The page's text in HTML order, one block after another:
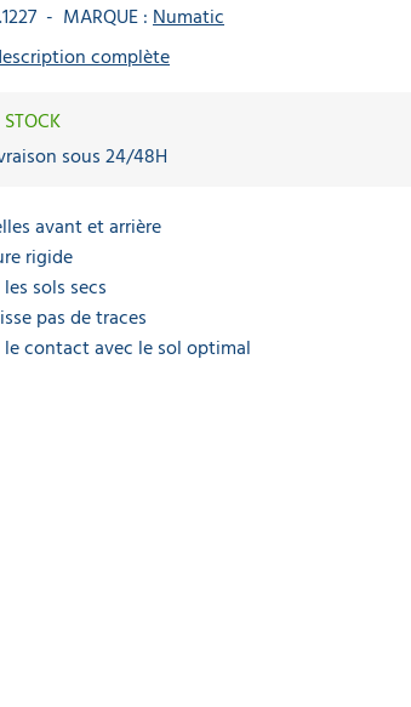
- MARQUE :Numatic
complète
sous 24/48H
avant et arrière
rigide
sols secs
pas de traces
le contact avec le sol optimal